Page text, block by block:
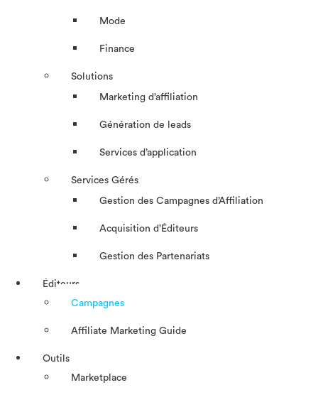
Mode
Finance
Solutions
Marketing d’affiliation
Génération de leads
Services d’application
Services Gérés
Gestion des Campagnes d’Affiliation​
Acquisition d’Éditeurs
Gestion des Partenariats
Éditeurs
Campagnes
Affiliate Marketing Guide
Outils
Marketplace